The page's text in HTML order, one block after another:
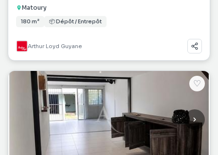
Matoury
180 m² 📦 Dépôt / Entrepôt
Arthur Loyd Guyane
♡